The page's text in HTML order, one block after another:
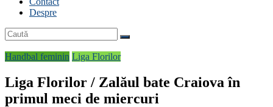
Despre
Handbal feminin Liga Florilor
Liga Florilor / Zalăul bate Craiova în
primul meci de miercuri